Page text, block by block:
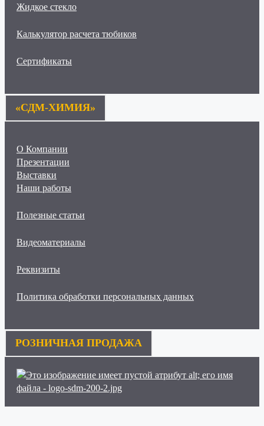
Жидкое стекло
Калькулятор расчета тюбиков
Сертификаты
«СДМ-ХИМИЯ»
О Компании
Презентации
Выставки
Наши работы
Полезные статьи
Видеоматериалы
Реквизиты
Политика обработки персональных данных
РОЗНИЧНАЯ ПРОДАЖА